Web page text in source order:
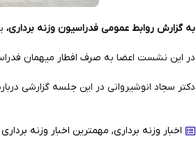
به گزارش روابط عمومی فدراسیون وزنه برداری،
در این نشست اعضا به صرف افطار میهمان
دکتر سجاد انوشیروانی در این جلسه گزارشی
اخبار وزنه برداری, مهمترین اخبار وزنه برداری